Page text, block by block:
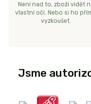
Není nad to, zboží vidět
vlastní oči. Nebo si ho
vyzkoušet.
Jsme